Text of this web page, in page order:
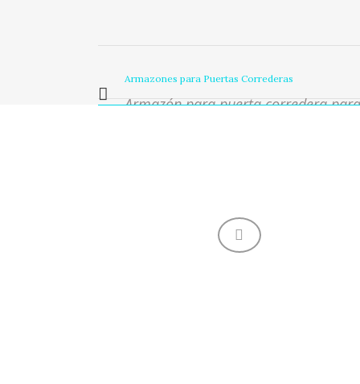
Armazones para Puertas Correderas
Armazón para puerta corredera